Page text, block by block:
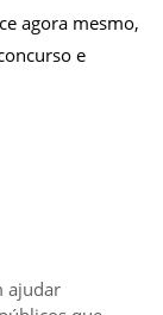
agora mesmo,
e
ajudar